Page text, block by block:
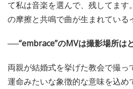
て私は音楽を選んで、残してます
の摩擦と共鳴で曲が生まれている
──“embrace”のMVは撮影場所は
両親が結婚式を挙げた教会で撮
運命みたいな象徴的な意味を込め